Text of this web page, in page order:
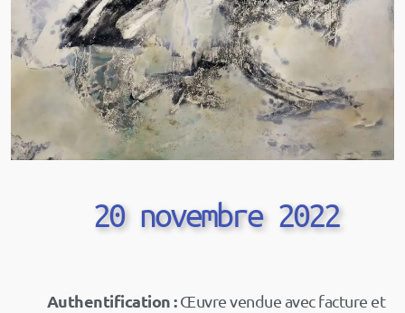
20 novembre 2022
Authentification :Œuvre vendue avec facture et